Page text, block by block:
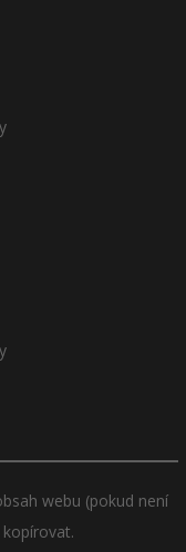
webu (pokud není